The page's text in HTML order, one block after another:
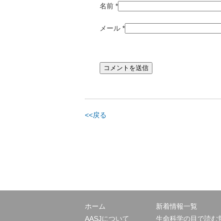
名前 *
メール *
<<戻る
ホーム
AASJについて
新着情報一覧
生命科学の目で読む